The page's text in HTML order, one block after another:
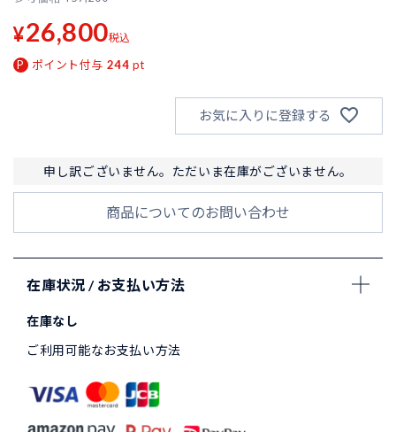
¥26,800税込
ポイント付与 244 pt
お気に入りに登録する
申し訳ございません。ただいま在庫がございません。
商品についてのお問い合わせ
在庫状況 / お支払い方法
在庫なし
ご利用可能なお支払い方法